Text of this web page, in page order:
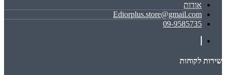
אודות
Ediorplus.store@gmail.com
09-9585735
שירות לקוחות